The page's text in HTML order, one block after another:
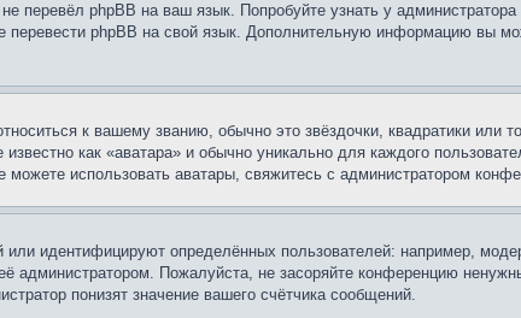
перевёл phpBB на ваш язык. Попробуйте узнать у
phpBB на свой язык. Дополнительную информацию вы
к вашему званию, обычно это звёздочки, квадратики или
как «аватара» и обычно уникально для каждого
использовать аватары, свяжитесь с администратором
идентифицируют определённых пользователей: например,
администратором. Пожалуйста, не засоряйте конференцию
понизят значение вашего счётчика сообщений.